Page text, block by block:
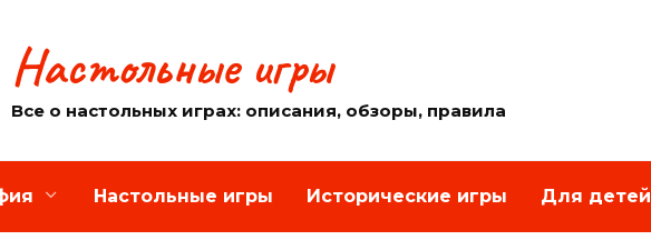
Настольные игры
Все о настольных играх: описания, обзоры, правила
Настольные игры Исторические игры Для детей